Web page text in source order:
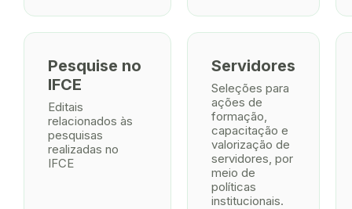
Pesquise no
IFCE
Editais
relacionados às
pesquisas
realizadas no
IFCE
Servidores
Seleções para
ações de
formação,
capacitação e
valorização de
servidores, por
meio de
políticas
institucionais.